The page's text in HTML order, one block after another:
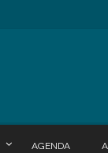
AGENDA